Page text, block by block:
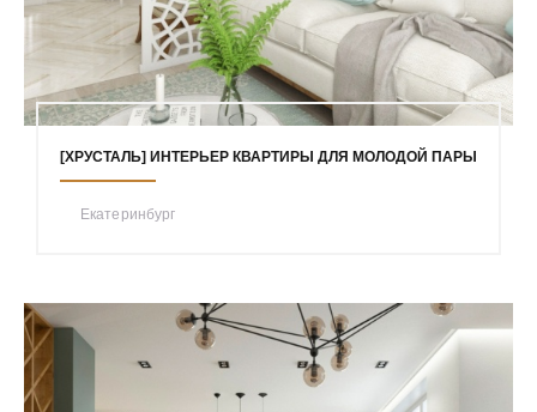
[ХРУСТАЛЬ] ИНТЕРЬЕР КВАРТИРЫ ДЛЯ МОЛОДОЙ ПАРЫ
Екатеринбург